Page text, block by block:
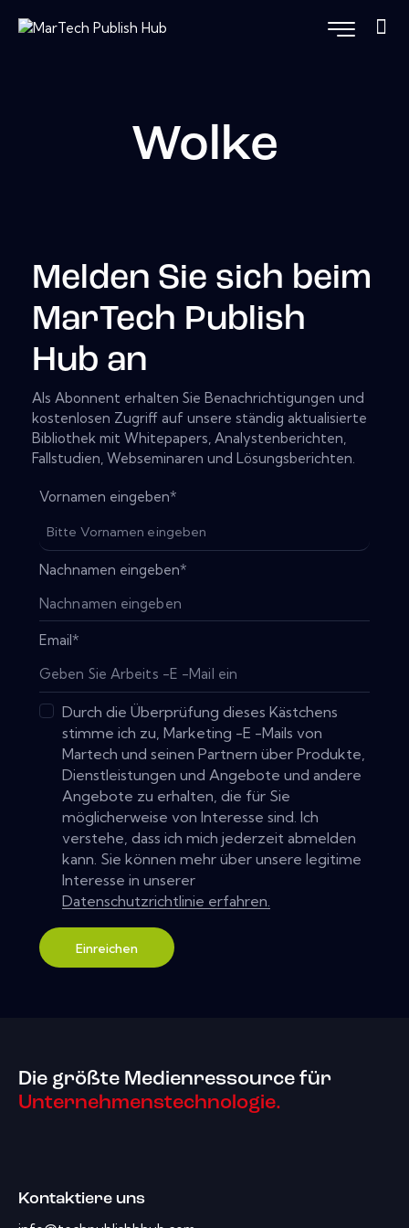
Wolke
Melden Sie sich beim
MarTech Publish
Hub an
Als Abonnent erhalten Sie Benachrichtigungen und
kostenlosen Zugriff auf unsere ständig aktualisierte
Bibliothek mit Whitepapers, Analystenberichten,
Fallstudien, Webseminaren und Lösungsberichten.
Vornamen eingeben*
Nachnamen eingeben*
Email*
Durch die Überprüfung dieses Kästchens
stimme ich zu, Marketing -E -Mails von
Martech und seinen Partnern über Produkte,
Dienstleistungen und Angebote und andere
Angebote zu erhalten, die für Sie
möglicherweise von Interesse sind. Ich
verstehe, dass ich mich jederzeit abmelden
kann. Sie können mehr über unsere legitime
Interesse in unserer
Datenschutzrichtlinie erfahren.
Einreichen
Die größte Medienressource für
Unternehmenstechnologie.
Kontaktiere uns